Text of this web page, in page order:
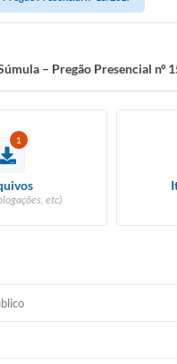
– Pregão Presencial nº
1
etc)